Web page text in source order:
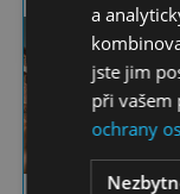
a
jste jim
při vašem
ochrany